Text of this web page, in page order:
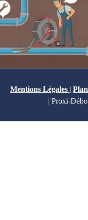
Mentions Légales |
| Proxi-